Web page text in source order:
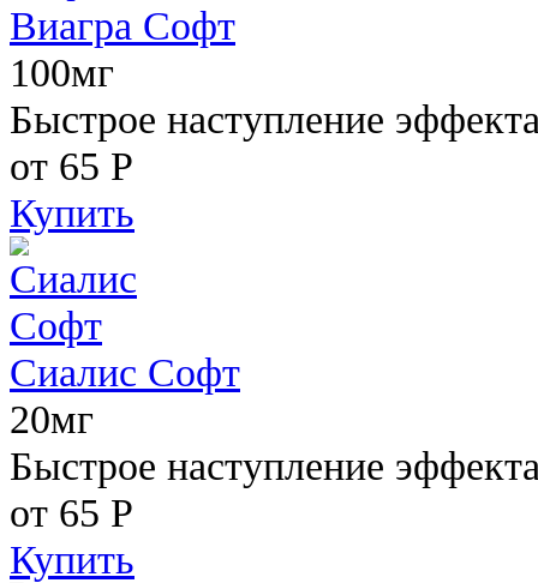
Виагра Софт
100мг
Быстрое наступление
от 65 Р
Купить
Сиалис Софт
20мг
Быстрое наступление
от 65 Р
Купить